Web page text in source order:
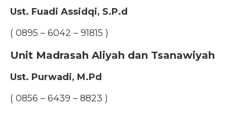
Ust. Fuadi Assidqi, S.P.d
( 0895 – 6042 – 91815 )
Unit Madrasah Aliyah dan Tsanawiyah
Ust. Purwadi, M.Pd
( 0856 – 6439 – 8823 )